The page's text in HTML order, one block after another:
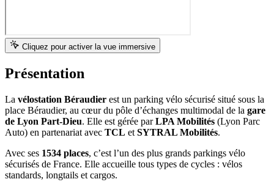
Cliquez pour activer la vue immersive
Présentation
La vélostation Béraudier est un parking vélo sécurisé situé sous la
place Béraudier, au cœur du pôle d’échanges multimodal de la gare
de Lyon Part-Dieu. Elle est gérée parLPA Mobilités (Lyon Parc
Auto) en partenariat avec TCL et SYTRAL Mobilités.
Avec ses 1534 places, c’est l’un des plus grands parkings vélo
sécurisés de France. Elle accueille tous types de cycles : vélos
standards, longtails et cargos.